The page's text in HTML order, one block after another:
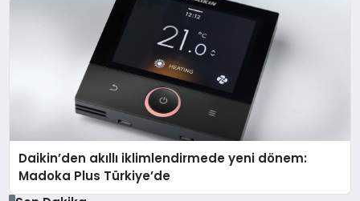
Daikin’den akıllı iklimlendirmede yeni dönem:
Madoka Plus Türkiye’de